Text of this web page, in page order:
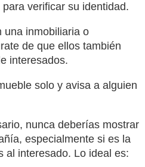
verificar su identidad.
una inmobiliaria o
de que ellos también
interesados.
solo y avisa a alguien
nunca deberías mostrar
especialmente si es la
al interesado. Lo ideal es: